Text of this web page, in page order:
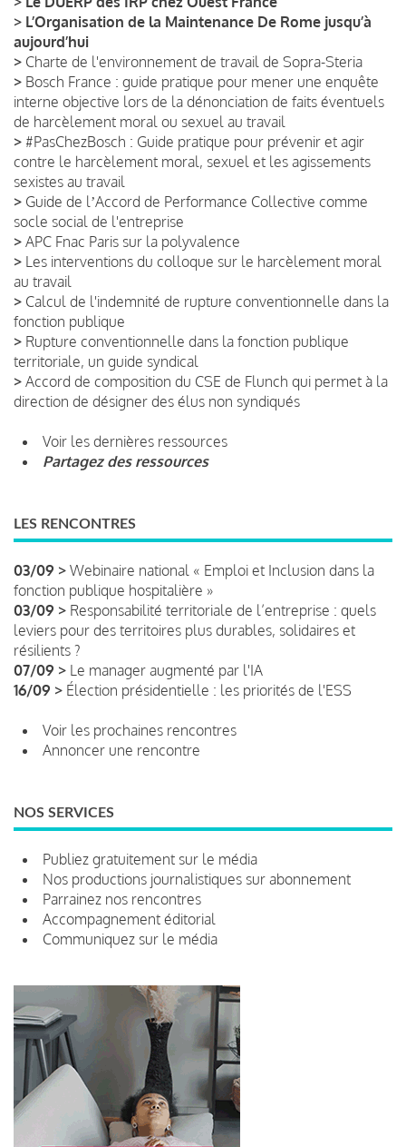
> L’Organisation de la Maintenance De Rome jusqu’à
aujourd’hui
> Charte de l'environnement de travail de Sopra-Steria
> Bosch France : guide pratique pour mener une enquête
interne objective lors de la dénonciation de faits éventuels
de harcèlement moral ou sexuel au travail
> #PasChezBosch : Guide pratique pour prévenir et agir
contre le harcèlement moral, sexuel et les agissements
sexistes au travail
> Guide de lʼAccord de Performance Collective comme
socle social de l'entreprise
> APC Fnac Paris sur la polyvalence
> Les interventions du colloque sur le harcèlement moral
au travail
> Calcul de l'indemnité de rupture conventionnelle dans la
fonction publique
> Rupture conventionnelle dans la fonction publique
territoriale, un guide syndical
> Accord de composition du CSE de Flunch qui permet à la
direction de désigner des élus non syndiqués
Voir les dernières ressources
Partagez des ressources
LES RENCONTRES
03/09 > Webinaire national « Emploi et Inclusion dans la
fonction publique hospitalière »
03/09 > Responsabilité territoriale de l’entreprise : quels
leviers pour des territoires plus durables, solidaires et
résilients ?
07/09 > Le manager augmenté par l'IA
16/09 > Élection présidentielle : les priorités de l'ESS
Voir les prochaines rencontres
Annoncer une rencontre
NOS SERVICES
Publiez gratuitement sur le média
Nos productions journalistiques sur abonnement
Parrainez nos rencontres
Accompagnement éditorial
Communiquez sur le média